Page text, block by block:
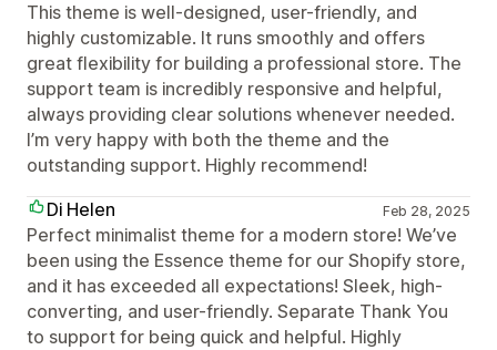
This theme is well-designed, user-friendly, and
highly customizable. It runs smoothly and offers
great flexibility for building a professional store. The
support team is incredibly responsive and helpful,
always providing clear solutions whenever needed.
I’m very happy with both the theme and the
outstanding support. Highly recommend!
Di Helen
Feb 28, 2025
Perfect minimalist theme for a modern store! We’ve
been using the Essence theme for our Shopify store,
and it has exceeded all expectations! Sleek, high-
converting, and user-friendly. Separate Thank You
to support for being quick and helpful. Highly